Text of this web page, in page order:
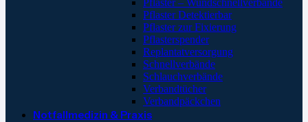
Pflaster – Wundschnellverbände
Pflaster Detektierbar
Pflaster zur Fixierung
Pflasterspender
Replantatversorgung
Schnellverbände
Schlauchverbände
Verbandtücher
Verbandpäckchen
Notfallmedizin & Praxis